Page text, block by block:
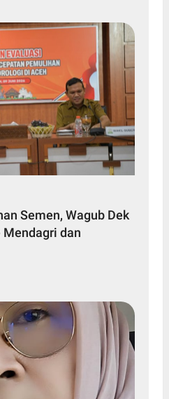
Semen, Wagub Dek
Mendagri dan